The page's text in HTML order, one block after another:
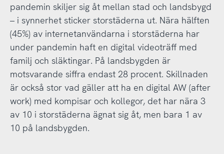
pandemin skiljer sig åt mellan stad och landsbygd
– i synnerhet sticker storstäderna ut. Nära hälften
(45%) av internetanvändarna i storstäderna har
under pandemin haft en digital videoträff med
familj och släktingar. På landsbygden är
motsvarande siffra endast 28 procent. Skillnaden
är också stor vad gäller att ha en digital AW (after
work) med kompisar och kollegor, det har nära 3
av 10 i storstäderna ägnat sig åt, men bara 1 av
10 på landsbygden.